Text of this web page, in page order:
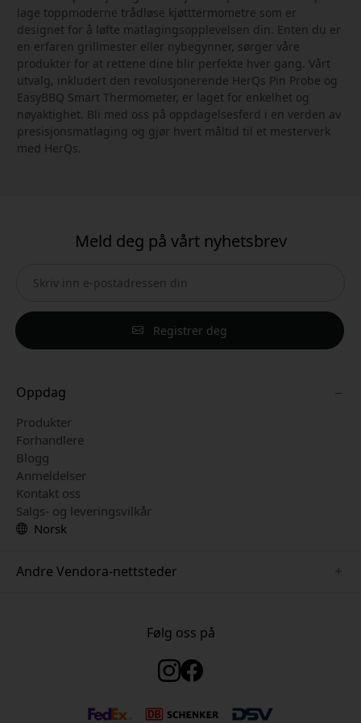
lage toppmoderne trådløse kjøtttermometre som er
designet for å løfte matlagingsopplevelsen din. Enten du er
en erfaren grillmester eller nybegynner, sørger våre
produkter for at rettene dine blir perfekte hver gang. Vårt
utvalg, inkludert den revolusjonerende HerQs Pin Probe og
EasyBBQ Smart Thermometer, er laget for enkelhet og
nøyaktighet. Bli med oss på oppdagelsesferd i en verden av
presisjonsmatlaging og gjør hvert måltid til et mesterverk
med HerQs.
Meld deg på vårt nyhetsbrev
Registrer deg
Oppdag
Produkter
Forhandlere
Blogg
Anmeldelser
Kontakt oss
Salgs- og leveringsvilkår
Norsk
Andre Vendora-nettsteder
www.mujjo.se
Følg oss på